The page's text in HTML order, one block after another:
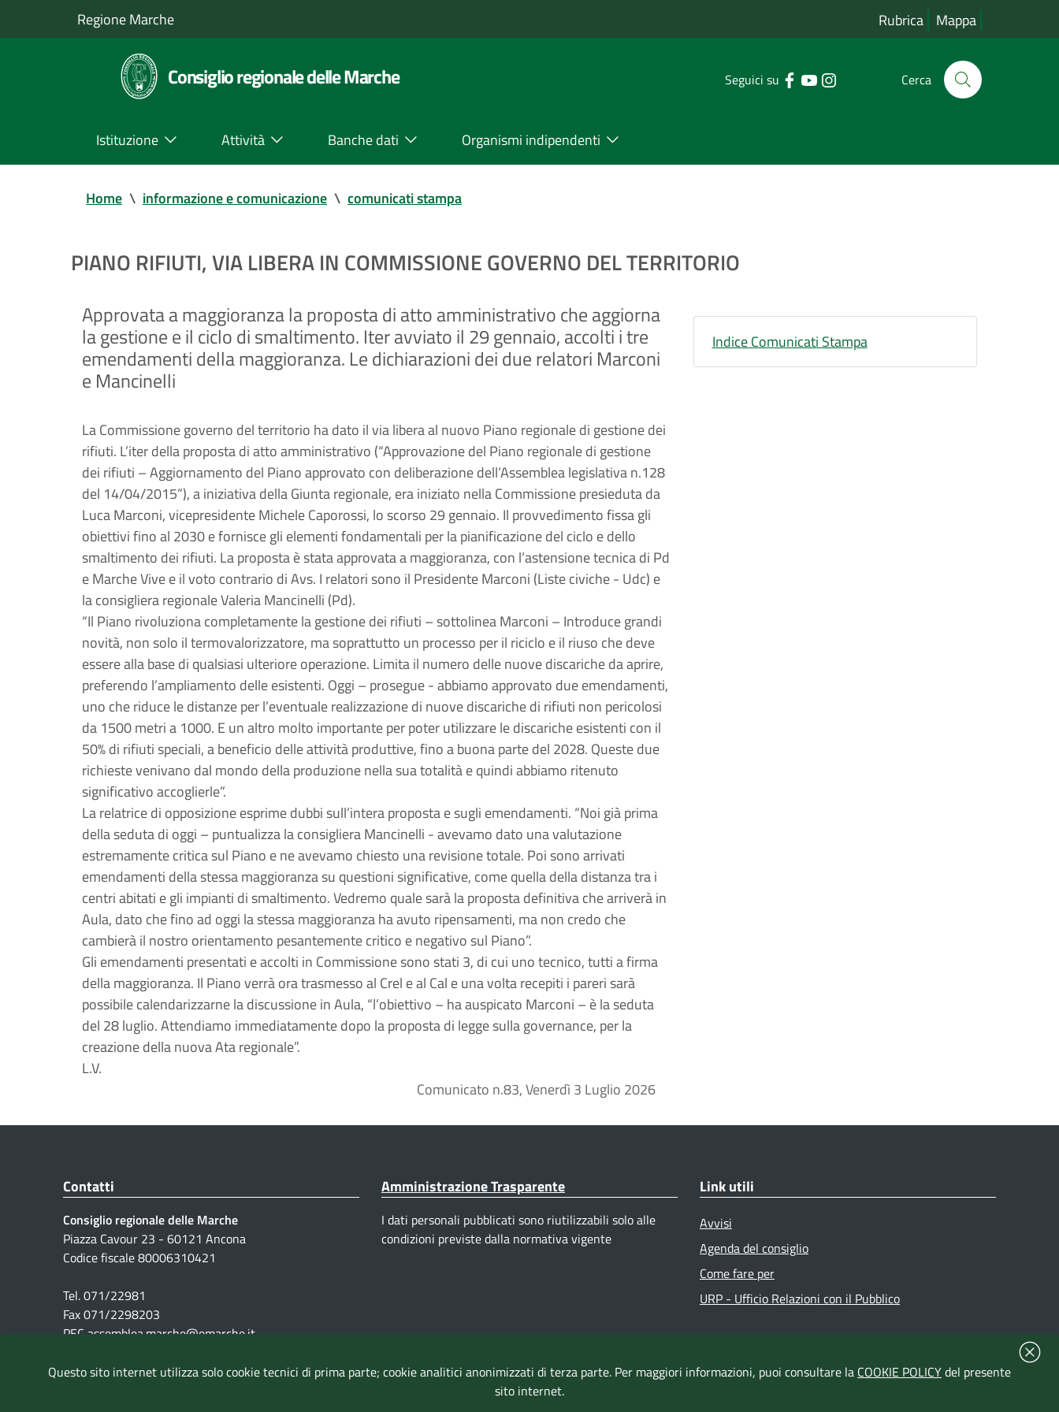
Regione Marche Rubrica Mappa
Consiglio regionale delle Marche Seguici su Cerca
Istituzione Attività Banche dati Organismi indipendenti
Home \ informazione e comunicazione \ comunicati stampa
PIANO RIFIUTI, VIA LIBERA IN COMMISSIONE GOVERNO DEL TERRITORIO
Approvata a maggioranza la proposta di atto amministrativo che aggiorna
la gestione e il ciclo di smaltimento. Iter avviato il 29 gennaio, accolti i tre
emendamenti della maggioranza. Le dichiarazioni dei due relatori Marconi
e Mancinelli
La Commissione governo del territorio ha dato il via libera al nuovo Piano regionale di gestione dei
rifiuti. L’iter della proposta di atto amministrativo (“Approvazione del Piano regionale di gestione
dei rifiuti – Aggiornamento del Piano approvato con deliberazione dell’Assemblea legislativa n.128
del 14/04/2015”), a iniziativa della Giunta regionale, era iniziato nella Commissione presieduta da
Luca Marconi, vicepresidente Michele Caporossi, lo scorso 29 gennaio. Il provvedimento fissa gli
obiettivi fino al 2030 e fornisce gli elementi fondamentali per la pianificazione del ciclo e dello
smaltimento dei rifiuti. La proposta è stata approvata a maggioranza, con l’astensione tecnica di Pd
e Marche Vive e il voto contrario di Avs. I relatori sono il Presidente Marconi (Liste civiche - Udc) e
la consigliera regionale Valeria Mancinelli (Pd).
“Il Piano rivoluziona completamente la gestione dei rifiuti – sottolinea Marconi – Introduce grandi
novità, non solo il termovalorizzatore, ma soprattutto un processo per il riciclo e il riuso che deve
essere alla base di qualsiasi ulteriore operazione. Limita il numero delle nuove discariche da aprire,
preferendo l’ampliamento delle esistenti. Oggi – prosegue - abbiamo approvato due emendamenti,
uno che riduce le distanze per l’eventuale realizzazione di nuove discariche di rifiuti non pericolosi
da 1500 metri a 1000. E un altro molto importante per poter utilizzare le discariche esistenti con il
50% di rifiuti speciali, a beneficio delle attività produttive, fino a buona parte del 2028. Queste due
richieste venivano dal mondo della produzione nella sua totalità e quindi abbiamo ritenuto
significativo accoglierle”.
La relatrice di opposizione esprime dubbi sull’intera proposta e sugli emendamenti. “Noi già prima
della seduta di oggi – puntualizza la consigliera Mancinelli - avevamo dato una valutazione
estremamente critica sul Piano e ne avevamo chiesto una revisione totale. Poi sono arrivati
emendamenti della stessa maggioranza su questioni significative, come quella della distanza tra i
centri abitati e gli impianti di smaltimento. Vedremo quale sarà la proposta definitiva che arriverà in
Aula, dato che fino ad oggi la stessa maggioranza ha avuto ripensamenti, ma non credo che
cambierà il nostro orientamento pesantemente critico e negativo sul Piano”.
Gli emendamenti presentati e accolti in Commissione sono stati 3, di cui uno tecnico, tutti a firma
della maggioranza. Il Piano verrà ora trasmesso al Crel e al Cal e una volta recepiti i pareri sarà
possibile calendarizzarne la discussione in Aula, “l’obiettivo – ha auspicato Marconi – è la seduta
del 28 luglio. Attendiamo immediatamente dopo la proposta di legge sulla governance, per la
creazione della nuova Ata regionale”.
L.V.
Comunicato n.83, Venerdì 3 Luglio 2026
Indice Comunicati Stampa
Contatti
Consiglio regionale delle Marche
Piazza Cavour 23 - 60121 Ancona
Codice fiscale 80006310421
Tel. 071/22981
Fax 071/2298203
PEC assemblea.marche@emarche.it
Amministrazione Trasparente
I dati personali pubblicati sono riutilizzabili solo alle
condizioni previste dalla normativa vigente
Link utili
Avvisi
Agenda del consiglio
Come fare per
URP - Ufficio Relazioni con il Pubblico
Questo sito internet utilizza solo cookie tecnici di prima parte; cookie analitici anonimizzati di terza parte. Per maggiori informazioni, puoi consultare la COOKIE POLICYdel presente
sito internet.